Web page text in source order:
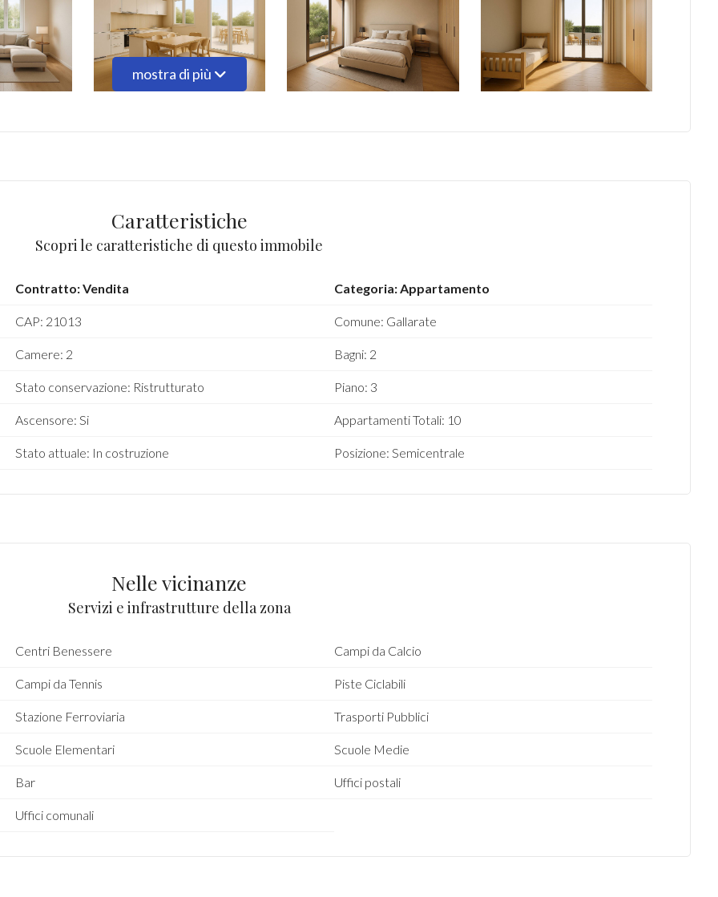
mostra di più
Caratteristiche
Scopri le caratteristiche di questo immobile
Contratto: Vendita Categoria: Appartamento
CAP: 21013 Comune: Gallarate
Camere: 2 Bagni: 2
Stato conservazione: Ristrutturato Piano: 3
Ascensore: Si Appartamenti Totali: 10
Stato attuale: In costruzione Posizione: Semicentrale
Nelle vicinanze
Servizi e infrastrutture della zona
Centri Benessere Campi da Calcio
Campi da Tennis Piste Ciclabili
Stazione Ferroviaria Trasporti Pubblici
Scuole Elementari Scuole Medie
Bar Uffici postali
Uffici comunali